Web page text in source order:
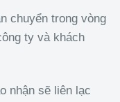
chuyển trong vòng
ty và khách
nhận sẽ liên lạc